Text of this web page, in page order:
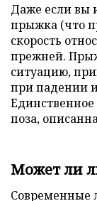
Даже если вы
прыжка (что
скорость
прежней.
ситуацию,
при падении
Единственное
поза,
Может ли
Современные